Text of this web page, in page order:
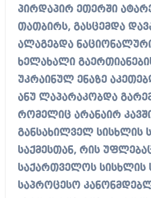
პირდაპირ ეთერში
თათბირს, გასცემდა
ალაგებდა
ხელახალი
უკრაინულ ენაზე
ანუ ლაპარაკობდა
რომელიც არანაირ
განსახილველ სისხლის
საქმესთან, რის
საქართველოს სისხლის
საპროცესო